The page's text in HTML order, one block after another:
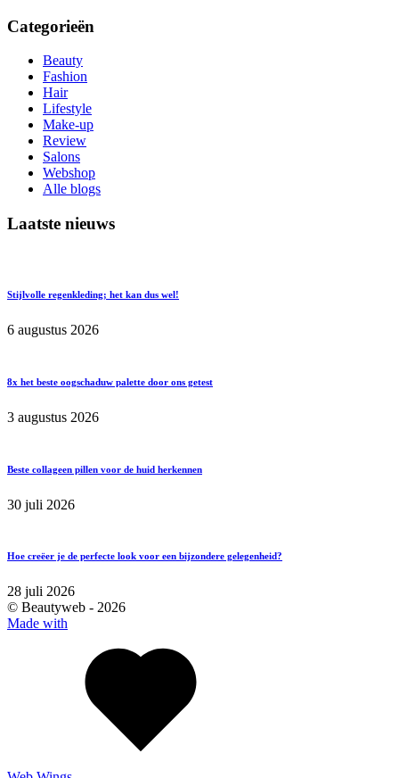
Categorieën
Beauty
Fashion
Hair
Lifestyle
Make-up
Review
Salons
Webshop
Alle blogs
Laatste nieuws
Stijlvolle regenkleding; het kan dus wel!
6 augustus 2026
8x het beste oogschaduw palette door ons getest
3 augustus 2026
Beste collageen pillen voor de huid herkennen
30 juli 2026
Hoe creëer je de perfecte look voor een bijzondere gelegenheid?
28 juli 2026
© Beautyweb - 2026
Made with